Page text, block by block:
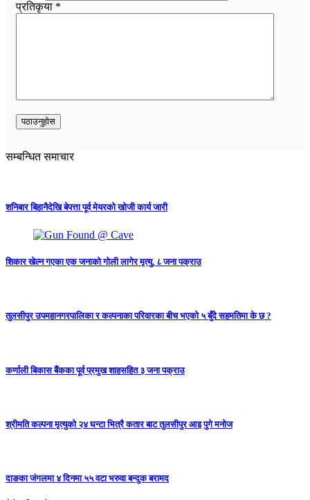
प्रतिकृया *
सम्बन्धित समाचार
शनिबार बिहानैदेखि बेपत्ता पूर्व मेयरको खोजी कार्य जारी
शिकार खेल्न गएका एक जनाको गोली लागेर मृत्यु, ८ जना पक्राउ
तुलसीपुर उपमहानगरपालिका र कल्पनाका परिवारका बीच भएको ५ बुँदे सहमतिमा के छ ?
कर्णाली बिकास बैंकका पूर्व प्रमुख शाहसहित ३ जना पक्राउ
श्रीमति कल्पना मृत्युको २४ घन्टा भित्रै कतार बाट तुलसीपुर आइ पुगे मनोज
दाङका जंगलमा ४ दिनमा ५५ वटा भरुवा बन्दुक बरामद